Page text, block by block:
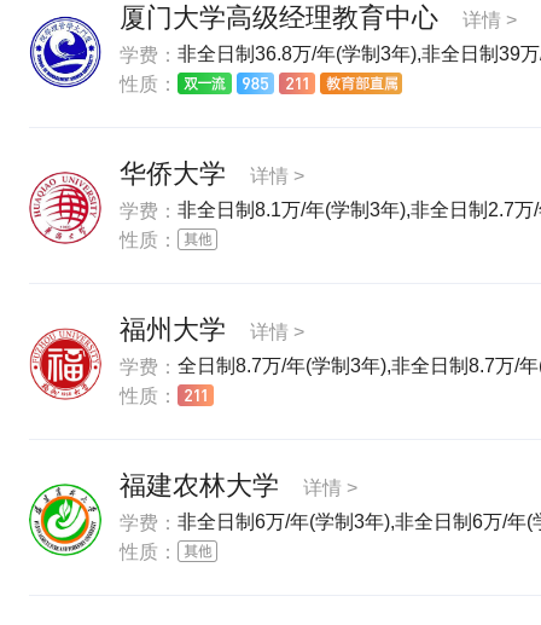
厦门大学高级经理教育中心
详情 >
学费： 非全日制36.8万/年(学制3年),非全日制39
性质：
华侨大学
详情 >
学费： 非全日制8.1万/年(学制3年),非全日制2.7万
性质：
福州大学
详情 >
学费： 全日制8.7万/年(学制3年),非全日制8.7万/
性质：
福建农林大学
详情 >
学费： 非全日制6万/年(学制3年),非全日制6万/年(
性质：